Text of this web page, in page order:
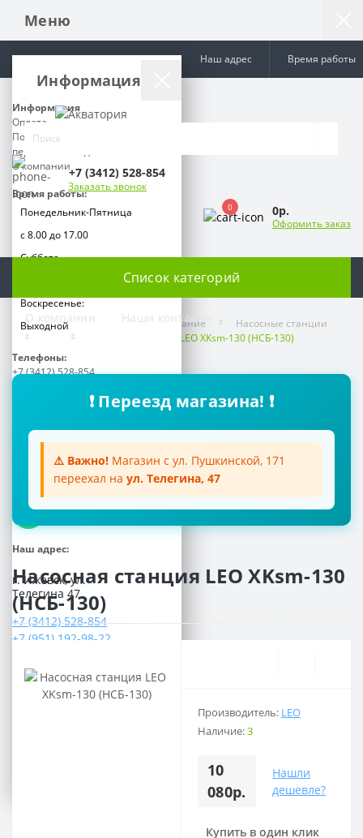
Меню
Информация
Информация
Оплата
Политика обработки
персональных данных
О компании
Время работы:
Понедельник-Пятница
с 8.00 до 17.00
Суббота
Воскресенье:
Выходной
Телефоны:
+7 (3412) 528-854
aquatoria018@inbox.ru
Мессенджеры:
Viber
WhatsApp
Наш адрес:
г. Ижевск, ул.
Телегина 47
+7 (3412) 528-854
+7 (951) 192-98-22
Понедельник-Пятница
с 8.00 до 17.00
Суббота
Наш адрес Время работы
+7 (3412) 528-854
Заказать звонок
0 0р.
Оформить заказ
Список категорий
О компании Наши контакты
Насосы и насосное оборудование
Насосные станции
Насосная станция LEO XKsm-130 (НСБ-130)
❗ Переезд магазина! ❗
⚠️ Важно! Магазин с ул. Пушкинской, 171
переехал на ул. Телегина, 47
Насосная станция LEO XKsm-130
(НСБ-130)
Производитель: LEO
Наличие:3
10
080р.
Нашли
дешевле?
Купить в один клик